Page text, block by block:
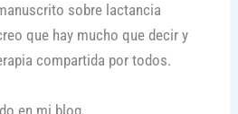
sobre lactancia
que hay mucho que decir y
compartida por todos.
en mi blog,